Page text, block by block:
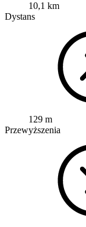
10,1 km
Dystans
129 m
Przewyższenia